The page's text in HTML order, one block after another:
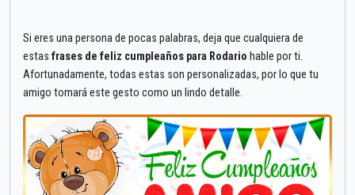
Si eres una persona de pocas palabras, deja que cualquiera de
estas frases de feliz cumpleaños para Rodario hable por ti.
Afortunadamente, todas estas son personalizadas, por lo que tu
amigo tomará este gesto como un lindo detalle.